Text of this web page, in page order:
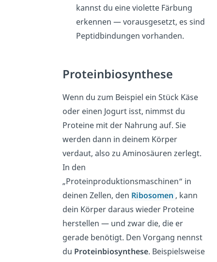
kannst du eine violette Färbung
erkennen — vorausgesetzt, es sind
Peptidbindungen vorhanden.
Proteinbiosynthese
Wenn du zum Beispiel ein Stück Käse
oder einen Jogurt isst, nimmst du
Proteine mit der Nahrung auf. Sie
werden dann in deinem Körper
verdaut, also zu Aminosäuren zerlegt.
In den
„Proteinproduktionsmaschinen“ in
deinen Zellen, den Ribosomen , kann
dein Körper daraus wieder Proteine
herstellen — und zwar die, die er
gerade benötigt. Den Vorgang nennst
du Proteinbiosynthese. Beispielsweise